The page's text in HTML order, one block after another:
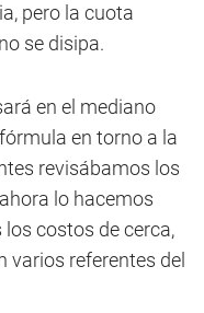
pero la cuota
se disipa.
en el mediano
en torno a la
revisábamos los
lo hacemos
costos de cerca,
varios referentes del